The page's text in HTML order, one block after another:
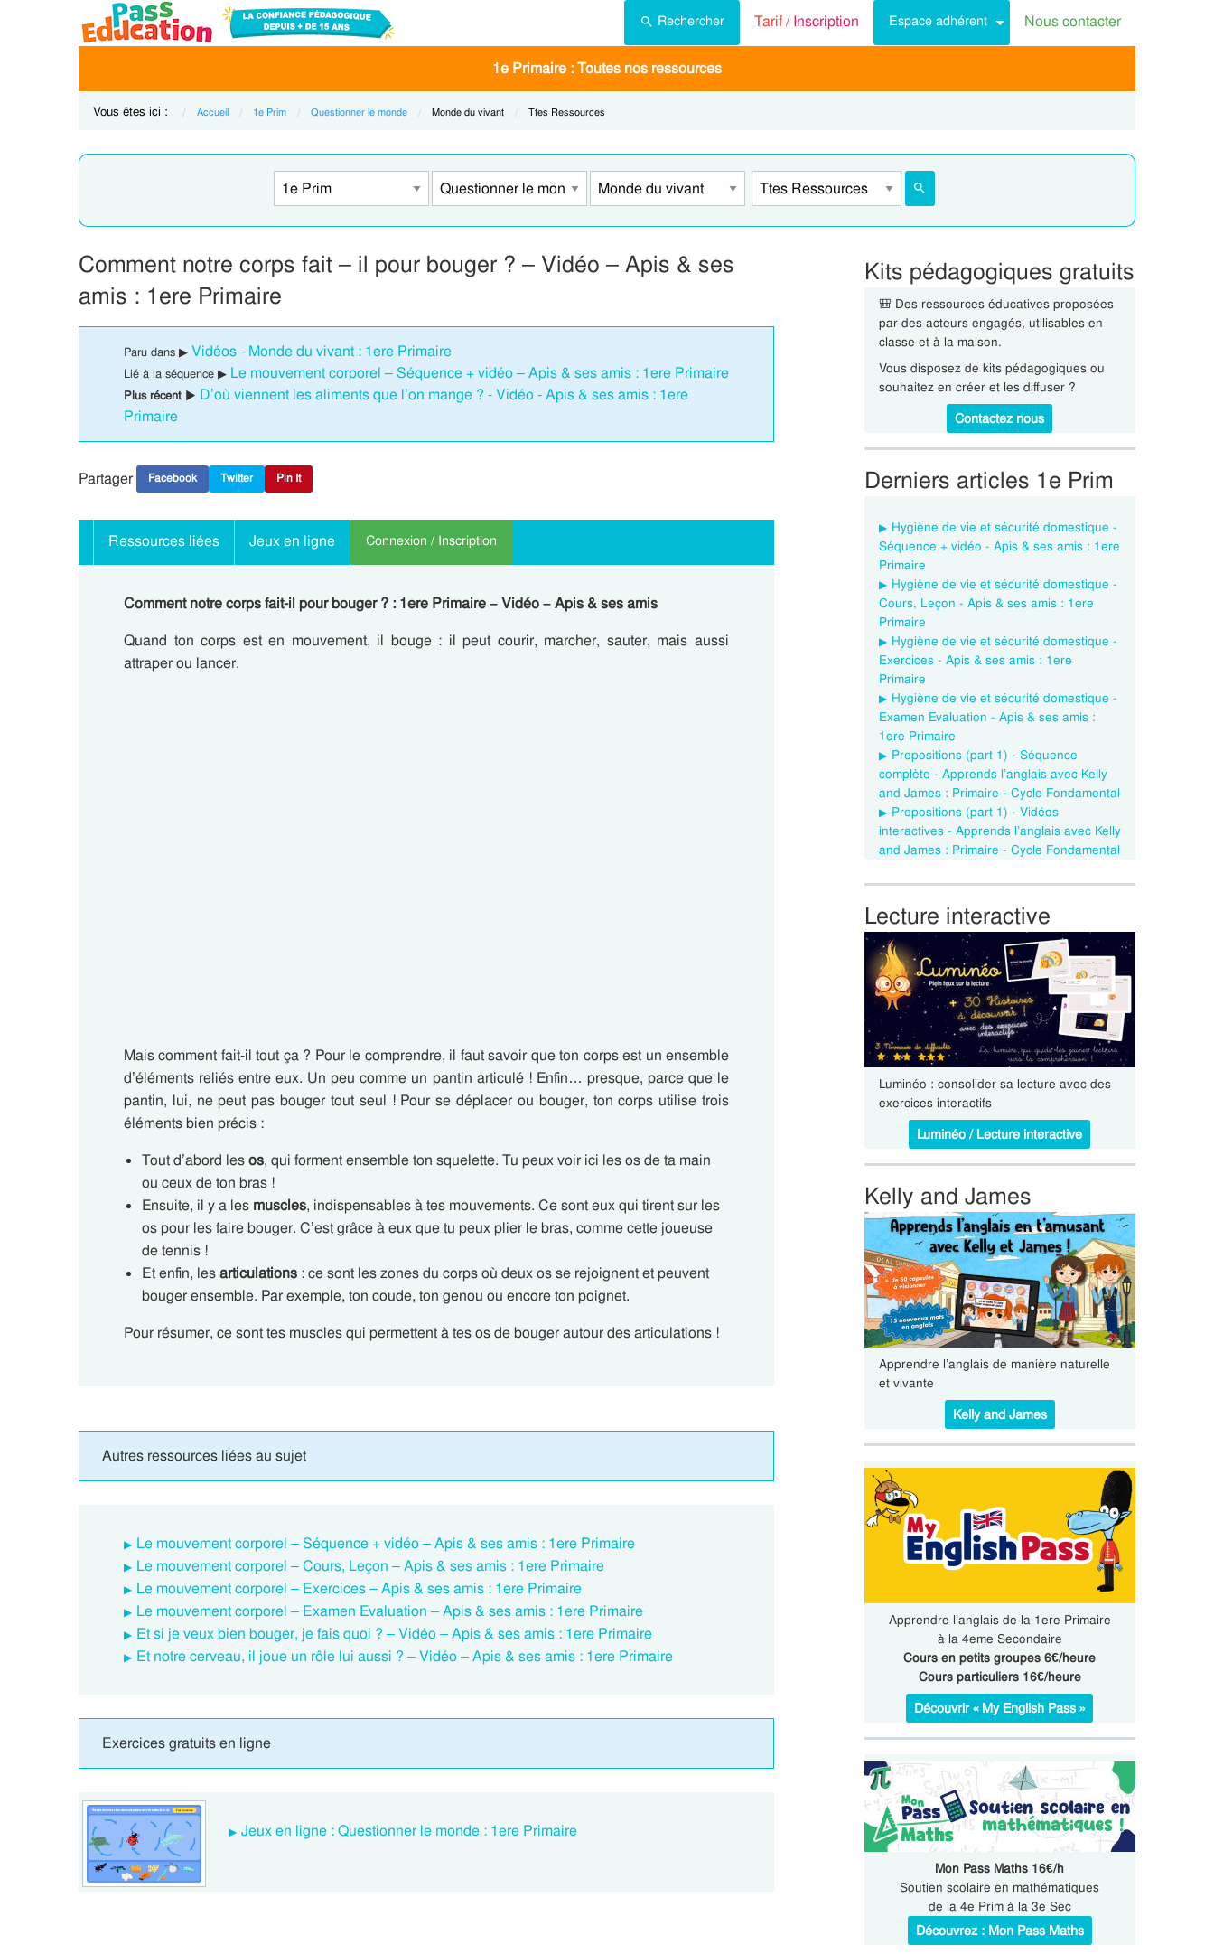
Rechercher Tarif /Inscription Espace adhérent Nous contacter
1e Primaire : Toutes nos ressources
Vous êtes ici : Accueil 1e Prim Questionner le monde Current:
Monde du vivant Current:
Ttes Ressources
Comment notre corps fait – il pour bouger ? – Vidéo – Apis & ses
amis : 1ere Primaire
Paru dans ▶ Vidéos - Monde du vivant : 1ere Primaire
Lié à la séquence ▶ Le mouvement corporel – Séquence + vidéo – Apis & ses amis : 1ere Primaire
Plus récent ▶ D’où viennent les aliments que l’on mange ? - Vidéo - Apis & ses amis : 1ere
Primaire
Partager Facebook Twitter Pin It
Ressources liées Jeux en ligne Connexion / Inscription
Comment notre corps fait-il pour bouger ? : 1ere Primaire – Vidéo – Apis & ses amis
Quand ton corps est en mouvement, il bouge : il peut courir, marcher, sauter, mais aussi
attraper ou lancer.
Mais comment fait-il tout ça ? Pour le comprendre, il faut savoir que ton corps est un ensemble
d’éléments reliés entre eux. Un peu comme un pantin articulé ! Enfin… presque, parce que le
pantin, lui, ne peut pas bouger tout seul ! Pour se déplacer ou bouger, ton corps utilise trois
éléments bien précis :
Tout d’abord lesos, qui forment ensemble ton squelette. Tu peux voir ici les os de ta main
ou ceux de ton bras !
Ensuite, il y a les muscles, indispensables à tes mouvements. Ce sont eux qui tirent sur les
os pour les faire bouger. C’est grâce à eux que tu peux plier le bras, comme cette joueuse
de tennis !
Et enfin, lesarticulations : ce sont les zones du corps où deux os se rejoignent et peuvent
bouger ensemble. Par exemple, ton coude, ton genou ou encore ton poignet.
Pour résumer, ce sont tes muscles qui permettent à tes os de bouger autour des articulations !
Autres ressources liées au sujet
Le mouvement corporel – Séquence + vidéo – Apis & ses amis : 1ere Primaire
Le mouvement corporel – Cours, Leçon – Apis & ses amis : 1ere Primaire
Le mouvement corporel – Exercices – Apis & ses amis : 1ere Primaire
Le mouvement corporel – Examen Evaluation – Apis & ses amis : 1ere Primaire
Et si je veux bien bouger, je fais quoi ? – Vidéo – Apis & ses amis : 1ere Primaire
Et notre cerveau, il joue un rôle lui aussi ? – Vidéo – Apis & ses amis : 1ere Primaire
Exercices gratuits en ligne
Jeux en ligne : Questionner le monde : 1ere Primaire
Kits pédagogiques gratuits
🎒 Des ressources éducatives proposées
par des acteurs engagés, utilisables en
classe et à la maison.
Vous disposez de kits pédagogiques ou
souhaitez en créer et les diffuser ?
Contactez nous
Derniers articles 1e Prim
Hygiène de vie et sécurité domestique -
Séquence + vidéo - Apis & ses amis : 1ere
Primaire
Hygiène de vie et sécurité domestique -
Cours, Leçon - Apis & ses amis : 1ere
Primaire
Hygiène de vie et sécurité domestique -
Exercices - Apis & ses amis : 1ere
Primaire
Hygiène de vie et sécurité domestique -
Examen Evaluation - Apis & ses amis :
1ere Primaire
Prepositions (part 1) - Séquence
complète - Apprends l’anglais avec Kelly
and James : Primaire - Cycle Fondamental
Prepositions (part 1) - Vidéos
interactives - Apprends l’anglais avec Kelly
and James : Primaire - Cycle Fondamental
Lecture interactive
Luminéo : consolider sa lecture avec des
exercices interactifs
Luminéo / Lecture interactive
Kelly and James
Apprendre l’anglais de manière naturelle
et vivante
Kelly and James
Apprendre l’anglais de la 1ere Primaire
à la 4eme Secondaire
Cours en petits groupes 6€/heure
Cours particuliers 16€/heure
Découvrir « My English Pass »
Mon Pass Maths 16€/h
Soutien scolaire en mathématiques
de la 4e Prim à la 3e Sec
Découvrez : Mon Pass Maths